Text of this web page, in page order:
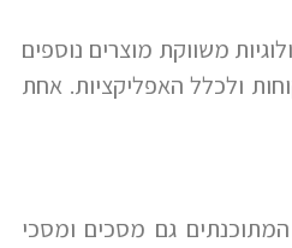
משווקת מוצרים נוספים
ולכלל האפליקציות. אחת
גם מסכים ומסכי